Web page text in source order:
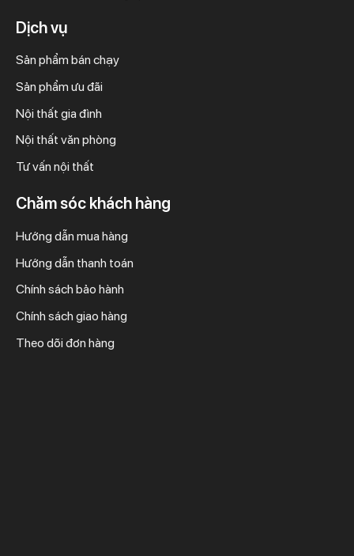
Dịch vụ
Sản phẩm bán chạy
Sản phẩm ưu đãi
Nội thất gia đình
Nội thất văn phòng
Tư vấn nội thất
Chăm sóc khách hàng
Hướng dẫn mua hàng
Hướng dẫn thanh toán
Chính sách bảo hành
Chính sách giao hàng
Theo dõi đơn hàng